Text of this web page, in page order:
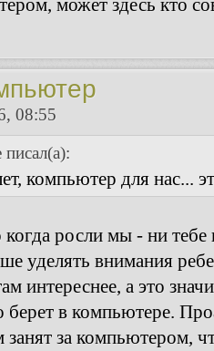
может здесь кто
08:55
компьютер для нас...
росли мы - ни
уделять внимания
интереснее, а это
берет в компьютере.
занят за компьютером,